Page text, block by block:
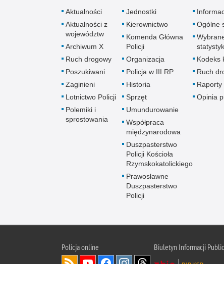
Aktualności
Aktualności z
województw
Archiwum X
Ruch drogowy
Poszukiwani
Zaginieni
Lotnictwo Policji
Polemiki i
sprostowania
Jednostki
Kierownictwo
Komenda Główna
Policji
Organizacja
Policja w III RP
Historia
Sprzęt
Umundurowanie
Współpraca
międzynarodowa
Duszpasterstwo
Policji Kościoła
Rzymskokatolickiego
Prawosławne
Duszpasterstwo
Policji
Ogólne
Kodeks
Ruch
Raporty
Opinia
Policjaonline
Biuletyn Informacji
BIP KGP